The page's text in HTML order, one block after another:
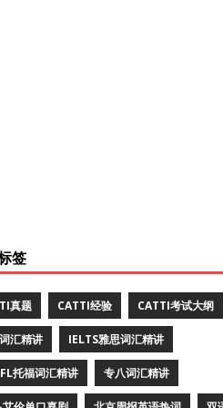
签
真题 CATTI经验 CATTI考试大纲
汇精讲 IELTS雅思词汇精讲
托福词汇精讲 专八词汇精讲